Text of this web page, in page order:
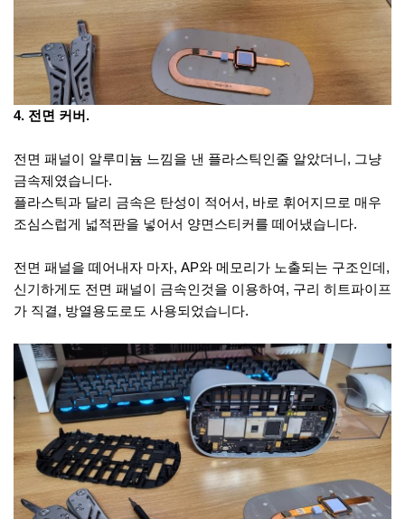
4. 전면 커버.
전면 패널이 알루미늄 느낌을 낸 플라스틱인줄 알았더니, 그냥
금속제였습니다.
플라스틱과 달리 금속은 탄성이 적어서, 바로 휘어지므로 매우
조심스럽게 넓적판을 넣어서 양면스티커를 떼어냈습니다.
전면 패널을 떼어내자 마자, AP와 메모리가 노출되는 구조인데,
신기하게도 전면 패널이 금속인것을 이용하여, 구리 히트파이프
가 직결, 방열용도로도 사용되었습니다.